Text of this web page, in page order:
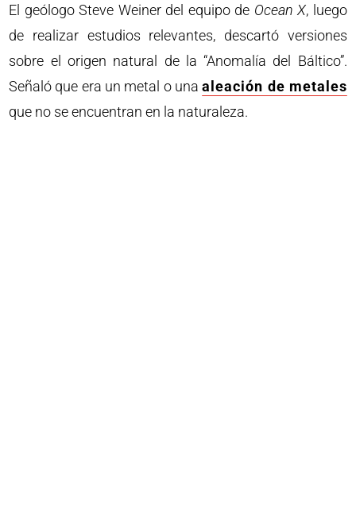
El geólogo Steve Weiner del equipo de Ocean X, luego
de realizar estudios relevantes, descartó versiones
sobre el origen natural de la “Anomalía del Báltico”.
Señaló que era un metal o unaaleación de metales
que no se encuentran en la naturaleza.